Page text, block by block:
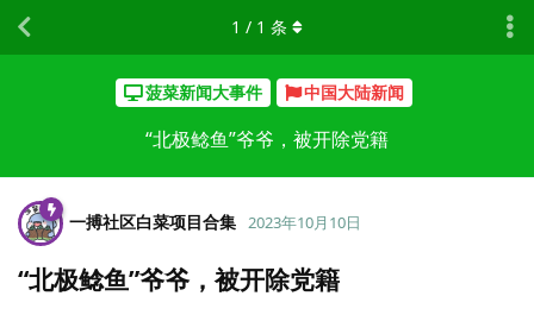
菠菜新闻大事件 中国大陆新闻
“北极鲶鱼”爷爷，被开除党籍
1 / 1 条
一搏社区白菜项目合集 2023年10月10日
“北极鲶鱼”爷爷，被开除党籍